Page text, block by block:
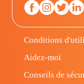
Conditions
Aidez-moi
Conseils de